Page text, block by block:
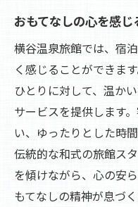
おもてなしの心を感じ
横谷温泉旅館では、宿
く感じることができま
ひとりに対して、温か
サービスを提供します
い、ゆったりとした時
伝統的な和式の旅館ス
を傾けながら、心の安
もてなしの精神が息づ